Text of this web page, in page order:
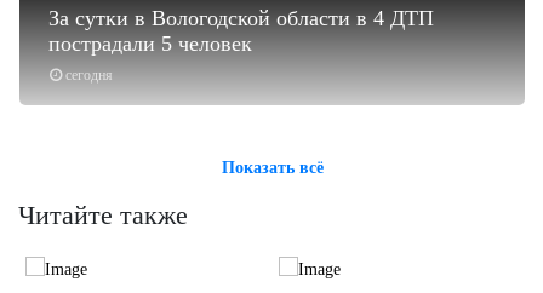
сегодня
За сутки в Вологодской области в 4 ДТП
пострадали 5 человек
Показать всё
Читайте также